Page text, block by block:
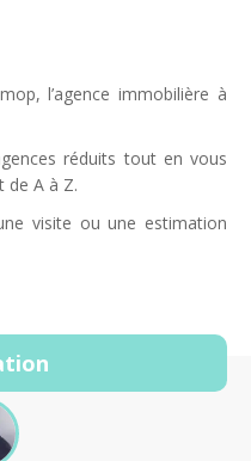
l’agence immobilière à
réduits tout en vous
de A à Z.
visite ou une estimation